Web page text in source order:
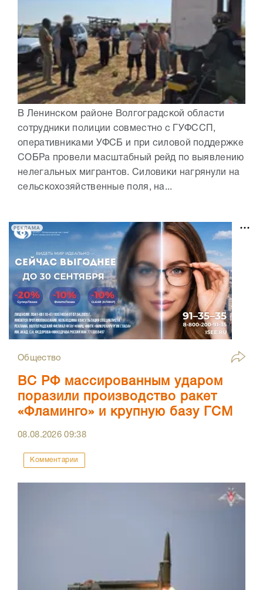
В Ленинском районе Волгоградской области
сотрудники полиции совместно с ГУФССП,
оперативниками УФСБ и при силовой поддержке
СОБРа провели масштабный рейд по выявлению
нелегальных мигрантов. Силовики нагрянули на
сельскохозяйственные поля, на...
РЕКЛАМА
Общество
ВС РФ массированным ударом
поразили производство ракет
«Фламинго» и крупную базу ГСМ
08.08.202609:38
Комментарии